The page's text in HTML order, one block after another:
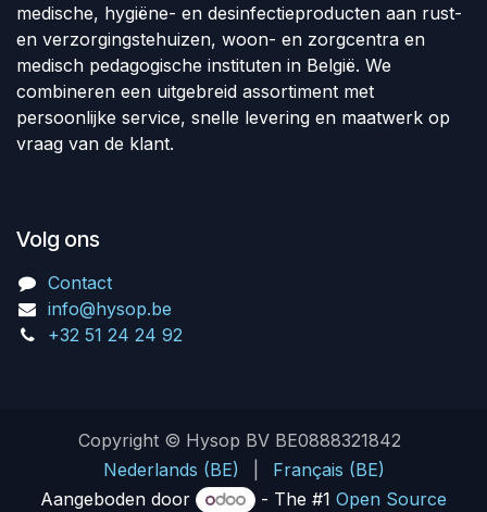
medische, hygiëne- en desinfectieproducten aan rust-
en verzorgingstehuizen, woon- en zorgcentra en
medisch pedagogische instituten in België. We
combineren een uitgebreid assortiment met
persoonlijke service, snelle levering en maatwerk op
vraag van de klant.
Volg ons
Contact
info@hysop.be
+32 51 24 24 92
Copyright © Hysop BV BE0888321842
Nederlands (BE)
Français (BE)
Aangeboden door
- The #1 Open Source